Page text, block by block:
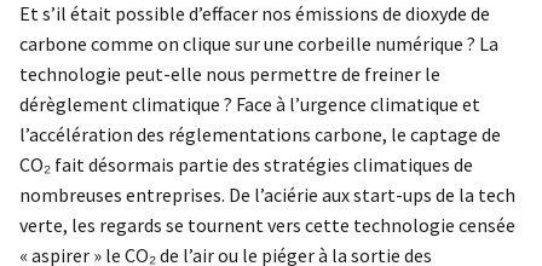
Et s’il était possible d’effacer nos émissions de dioxyde de
carbone comme on clique sur une corbeille numérique ? La
technologie peut-elle nous permettre de freiner le
dérèglement climatique ? Face à l’urgence climatique et
l’accélération des réglementations carbone, le captage de
CO₂ fait désormais partie des stratégies climatiques de
nombreuses entreprises. De l’aciérie aux start-ups de la tech
verte, les regards se tournent vers cette technologie censée
« aspirer » le CO₂ de l’air ou le piéger à la sortie des